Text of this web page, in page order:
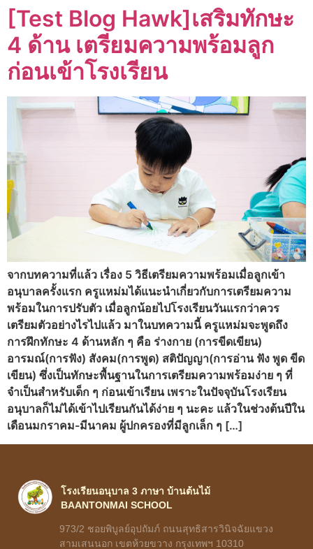
[Test Blog Hawk]เสริมทักษะ
4 ด้าน เตรียมความพร้อมลูก
ก่อนเข้าโรงเรียน
จากบทความที่แล้ว เรื่อง 5 วิธีเตรียมความพร้อมเมื่อลูกเข้า
อนุบาลครั้งแรก ครูแหม่มได้แนะนำเกี่ยวกับการเตรียมความ
พร้อมในการปรับตัว เมื่อลูกน้อยไปโรงเรียนวันแรกว่าควร
เตรียมตัวอย่างไรไปแล้ว มาในบทความนี้ ครูแหม่มจะพูดถึง
การฝึกทักษะ 4 ด้านหลัก ๆ คือ ร่างกาย (การขีดเขียน)
อารมณ์(การฟัง) สังคม(การพูด) สติปัญญา(การอ่าน ฟัง พูด ขีด
เขียน) ซึ่งเป็นทักษะพื้นฐานในการเตรียมความพร้อมง่าย ๆ ที่
จำเป็นสำหรับเด็ก ๆ ก่อนเข้าเรียน เพราะในปัจจุบันโรงเรียน
อนุบาลก็ไม่ได้เข้าไปเรียนกันได้ง่าย ๆ นะคะ แล้วในช่วงต้นปีใน
เดือนมกราคม-มีนาคม ผู้ปกครองที่มีลูกเล็ก ๆ […]
โรงเรียนอนุบาล 3 ภาษา บ้านต้นไม้
BAANTONMAI SCHOOL
973/2 ชอยพิบูลย์อุปถัมภ์ ถนนสุทธิสารวินิจฉัยแขวง
สามเสนนอก เขตห้วยขวาง กรุงเทพฯ 10310